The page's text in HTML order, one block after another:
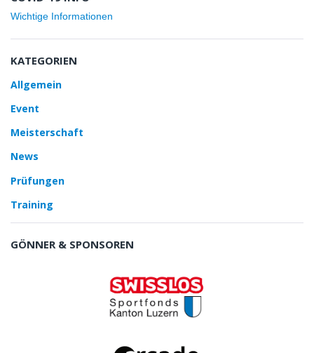
Wichtige Informationen
KATEGORIEN
Allgemein
Event
Meisterschaft
News
Prüfungen
Training
GÖNNER & SPONSOREN